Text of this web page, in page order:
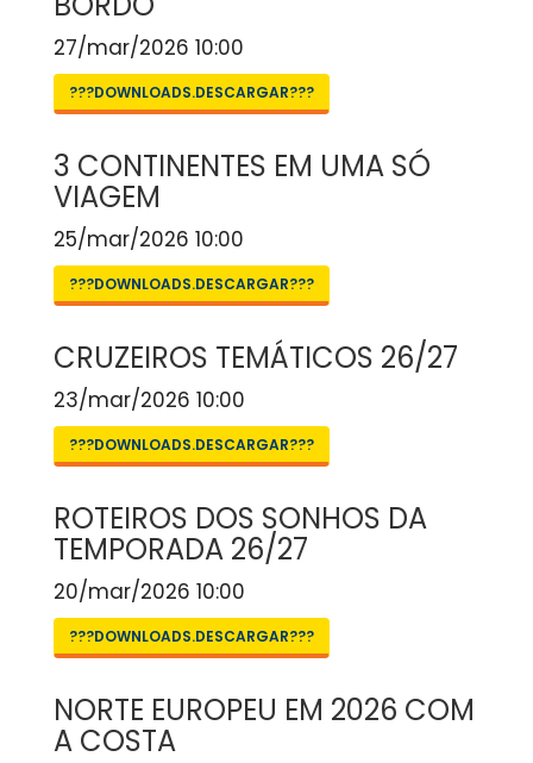
27/mar/2026 10:00
???DOWNLOADS.DESCARGAR???
3 CONTINENTES EM UMA SÓ
VIAGEM
25/mar/2026 10:00
???DOWNLOADS.DESCARGAR???
CRUZEIROS TEMÁTICOS 26/27
23/mar/2026 10:00
???DOWNLOADS.DESCARGAR???
ROTEIROS DOS SONHOS DA
TEMPORADA 26/27
20/mar/2026 10:00
???DOWNLOADS.DESCARGAR???
NORTE EUROPEU EM 2026 COM
A COSTA